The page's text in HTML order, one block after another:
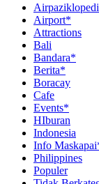
Airport*
Attractions
Bali
Bandara*
Berita*
Boracay
Cafe
Events*
HIburan
Indonesia
Info
Philippines
Populer